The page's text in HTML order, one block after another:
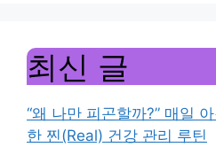
최신 글
“왜 나만 피곤할까?” 매일
한 찐(Real) 건강 관리 루틴